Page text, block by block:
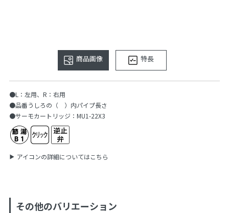
商品画像 特長
●L：左用、R：右用
●品番うしろの（ ）内パイプ長さ
●サーモカートリッジ：MU1-22X3
アイコンの詳細についてはこちら
その他のバリエーション